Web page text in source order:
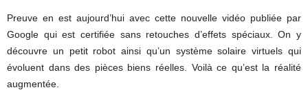
Preuve en est aujourd’hui avec cette nouvelle vidéo publiée par
Google qui est certifiée sans retouches d’effets spéciaux. On y
découvre un petit robot ainsi qu’un système solaire virtuels qui
évoluent dans des pièces biens réelles. Voilà ce qu’est la réalité
augmentée.